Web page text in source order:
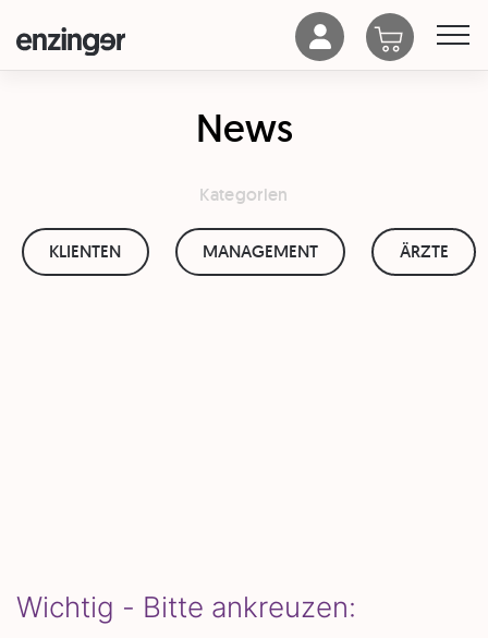
News
Kategorien
KLIENTEN MANAGEMENT ÄRZTE
Wichtig - Bitte ankreuzen: